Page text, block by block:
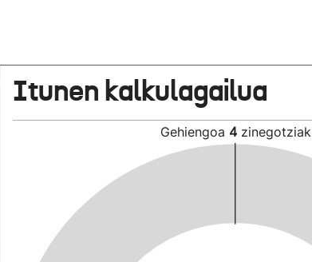
Itunen kalkulagailua
Gehiengoa 4 zinegotziak